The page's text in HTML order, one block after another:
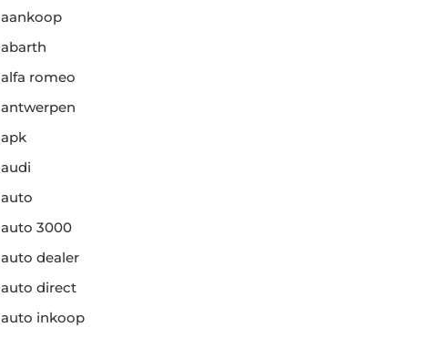
aankoop
abarth
alfa romeo
antwerpen
apk
audi
auto
auto 3000
auto dealer
auto direct
auto inkoop